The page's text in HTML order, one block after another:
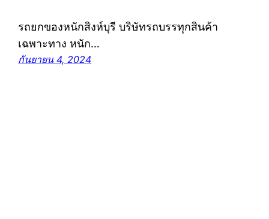
รถยกของหนักสิงห์บุรี บริษัทรถบรรทุกสินค้า
เฉพาะทาง หนัก…
กันยายน 4, 2024